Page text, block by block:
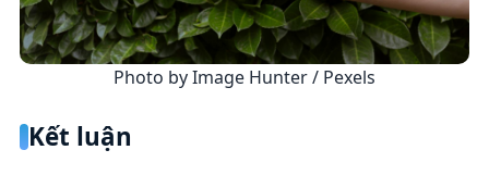
Photo by Image Hunter / Pexels
Kết luận